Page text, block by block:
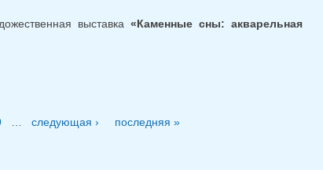
выставка «Каменные сны: акварельная
следующая › последняя »